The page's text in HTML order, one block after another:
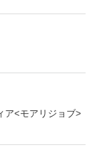
ア<モアリジョブ>